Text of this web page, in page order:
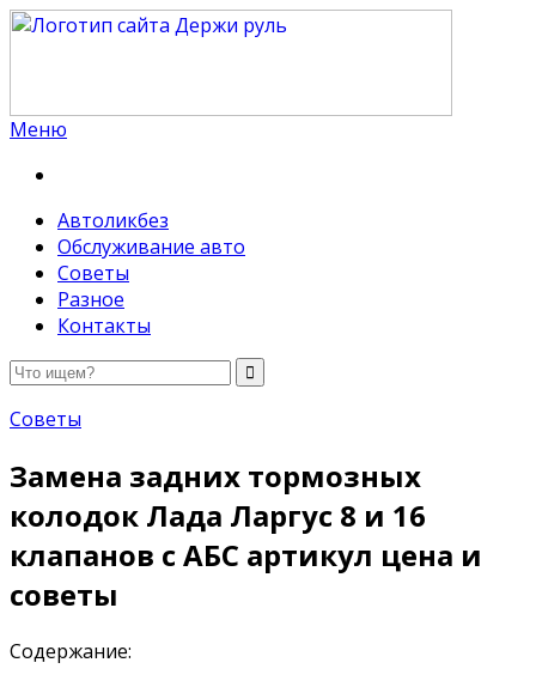
Меню
Автоликбез
Обслуживание авто
Советы
Разное
Контакты
Советы
Замена задних тормозных
колодок Лада Ларгус 8 и 16
клапанов с АБС артикул цена и
советы
Содержание: